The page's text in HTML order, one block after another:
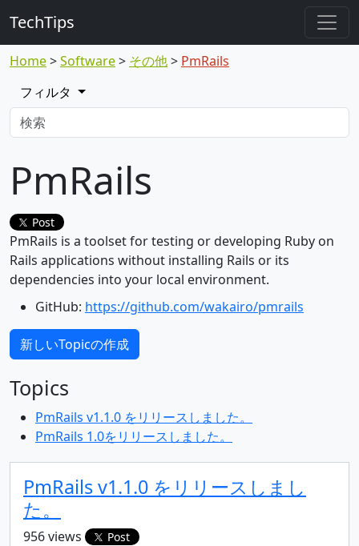
TechTips
Home Software その他
PmRails
フィルタ
PmRails
Post
PmRails is a toolset for testing or developing Ruby on
Rails applications without installing Rails or its
dependencies into your local environment.
GitHub: https://github.com/wakairo/pmrails
新しいTopicの作成
Topics
PmRails v1.1.0 をリリースしました。
PmRails 1.0をリリースしました。
PmRails v1.1.0 をリリースしまし
た。
956 views Post